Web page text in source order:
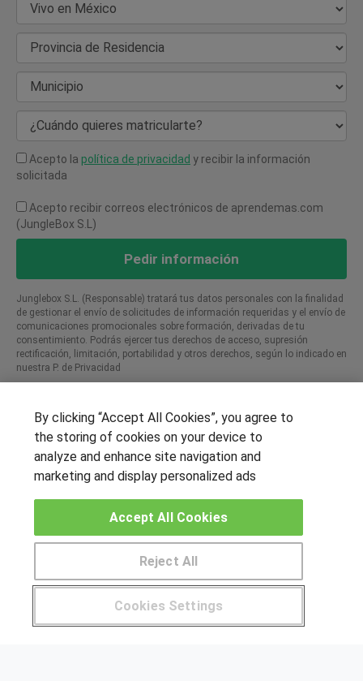
País de Residencia
Provincia de Residencia
Municipio
¿Cuándo quieres matricularte?
Acepto la política de privacidad y recibir la información
solicitada
Acepto recibir correos electrónicos de aprendemas.com
(JungleBox S.L)
Pedir información
Junglebox S.L. (Responsable) tratará tus datos personales con la finalidad
de gestionar el envío de solicitudes de información requeridas y el envío de
comunicaciones promocionales sobre formación, derivadas de tu
consentimiento. Podrás ejercer tus derechos de acceso, supresión
rectificación, limitación, portabilidad y otros derechos, según lo indicado en
nuestra P. de Privacidad​
Pide más información al centro
SÍGUENOS EN LAS REDES
OTROS GRUPOS DE INTERES
Muro de los idiomas
By clicking “Accept All Cookies”, you agree to
the storing of cookies on your device to
analyze and enhance site navigation and
marketing and display personalized ads
Cookies Settings
Reject All
Accept All Cookies